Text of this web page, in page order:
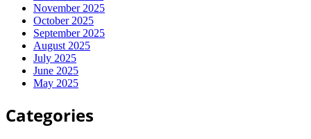
November 2025
October 2025
September 2025
August 2025
July 2025
June 2025
May 2025
Categories